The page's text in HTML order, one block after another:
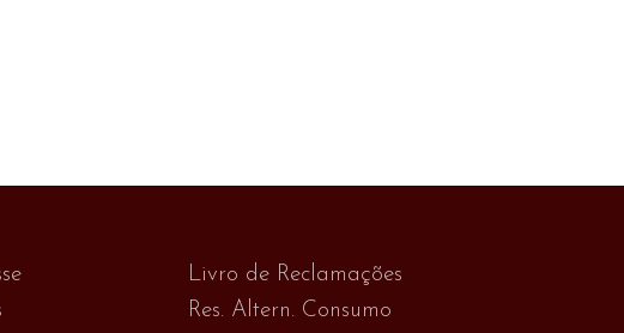
Livro de Reclamações
Res. Altern. Consumo